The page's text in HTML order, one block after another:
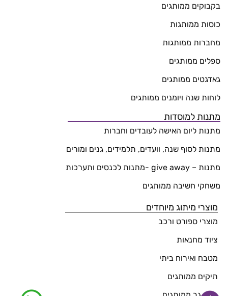
בקבוקים ממותגים
כוסות ממותגות
מחברות ממותגות
ספלים ממותגים
גאדגטים ממותגים
לוחות שנה ויומנים ממותגים
מתנות למוסדות
מתנות ליום האישה לעובדים וחברות
מתנות לסוף שנה, וועדים, תלמידים, גנים ומורים
מתנות – give away -מתנות לכנסים ותערכות
משחקי חשיבה ממותגים
מוצרי מיתוג מיוחדים
מוצרי ספורט ורכב
ציוד מחנאות
מטבח ואירוח ביתי
תיקים ממותגים